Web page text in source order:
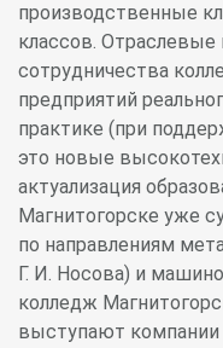
производственные
классов.
сотрудничества
предприятий
практике (при
это новые
актуализация
Магнитогорске уже
по направлениям
Г. И. Носова) и
колледж
выступают